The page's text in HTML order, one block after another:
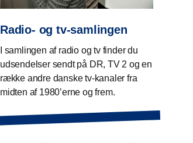
Radio- og tv-samlingen
I samlingen af radio og tv finder du
udsendelser sendt på DR, TV 2 og en
række andre danske tv-kanaler fra
midten af 1980’erne og frem.